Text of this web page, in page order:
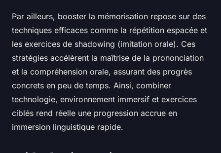
Par ailleurs, booster la mémorisation repose sur des
techniques efficaces comme la répétition espacée et
les exercices de shadowing (imitation orale). Ces
stratégies accélèrent la maîtrise de la prononciation
et la compréhension orale, assurant des progrès
concrets en peu de temps. Ainsi, combiner
technologie, environnement immersif et exercices
ciblés rend réelle une progression accrue en
immersion linguistique rapide.